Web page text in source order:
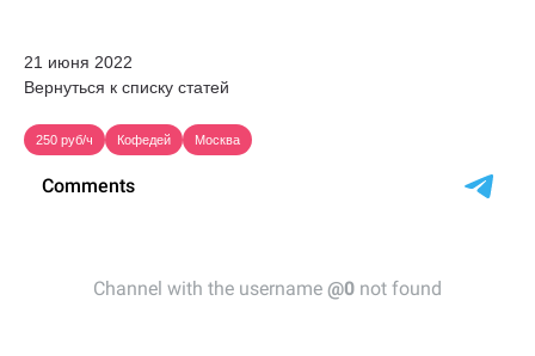
21 июня 2022
Вернуться к списку статей
250 руб/ч Кофедей Москва